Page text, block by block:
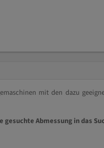
mit den dazu
Abmessung in das